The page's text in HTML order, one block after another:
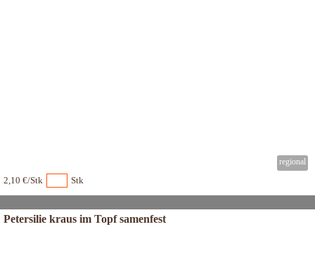
2,10 €/Stk Stk
Petersilie kraus im Topf samenfest